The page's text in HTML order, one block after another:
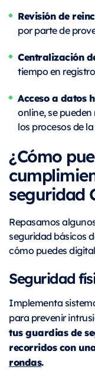
Revisión de
por parte de
Centralización
tiempo en
Acceso a datos
online, se
los procesos de
¿Cómo
seguridad
Repasamos
seguridad básicos
cómo puedes
Seguridad
Implementa
para prevenir
tus guardias de
recorridos con
rondas.